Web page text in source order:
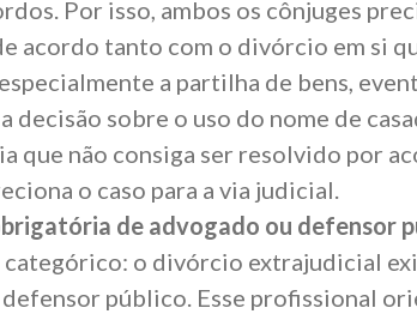
Por isso, ambos os cônjuges
acordo tanto com o divórcio em si
a partilha de bens ,
decisão sobre o uso do nome de
que não consiga ser resolvido por
o caso para a via judicial.
de advogado ou defensor
categórico: o divórcio extrajudicial
público. Esse profissional